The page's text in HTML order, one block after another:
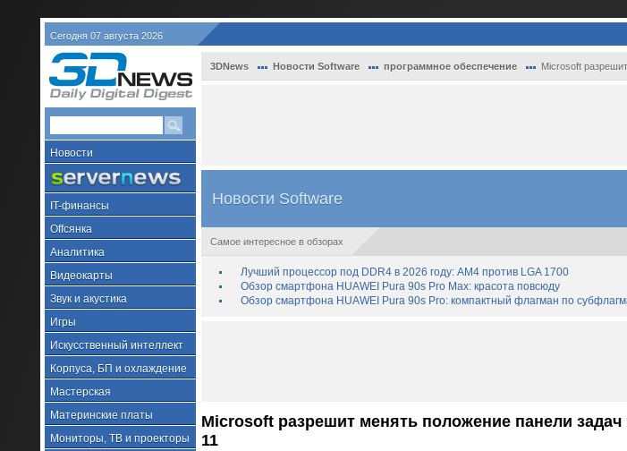
Сегодня 07 августа 2026
Новости
IT-финансы
Offсянка
Аналитика
Видеокарты
Звук и акустика
Игры
Искусственный интеллект
Корпуса, БП и охлаждение
Мастерская
Материнские платы
Мониторы, ТВ и проекторы
3DNews Новости Software программное обеспечение Microsoft
Новости Software
Самое интересное в обзорах
Лучший процессор под DDR4 в 2026 году: AM4 против LGA 1700
Обзор смартфона HUAWEI Pura 90s Pro Max: красота повсюду
Обзор смартфона HUAWEI Pura 90s Pro: компактный флагман по
Microsoft разрешит менять положение панели
11